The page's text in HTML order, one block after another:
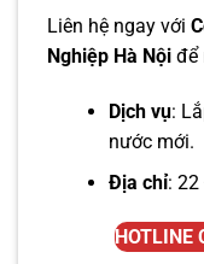
Liên hệ ngay với
Nghiệp Hà Nội để
Dịch vụ:
nước mới.
Địa chỉ: 22
HOTLINE